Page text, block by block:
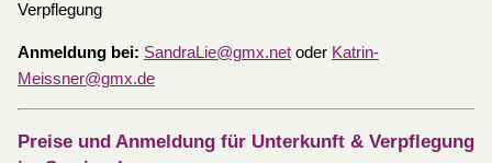
Verpflegung
Anmeldung bei: SandraLie@gmx.netoder Katrin-
Meissner@gmx.de
Preise und Anmeldung für Unterkunft & Verpflegung